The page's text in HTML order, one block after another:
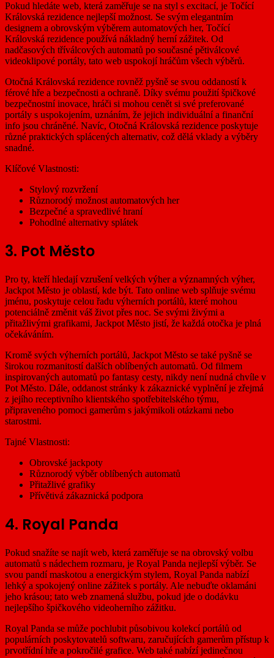
Pokud hledáte web, která zaměřuje se na styl s excitací, je Točící
Královská rezidence nejlepší možnost. Se svým elegantním
designem a obrovským výběrem automatových her, Točící
Královská rezidence používá nákladný herní zážitek. Od
nadčasových tříválcových automatů po současné pětiválcové
videoklipové portály, tato web uspokojí hráčům všech výběrů.
Otočná Královská rezidence rovněž pyšně se svou oddaností k
férové hře a bezpečnosti a ochraně. Díky svému použití špičkové
bezpečnostní inovace, hráči si mohou cenět si své preferované
portály s uspokojením, uznáním, že jejich individuální a finanční
info jsou chráněné. Navíc, Otočná Královská rezidence poskytuje
různé praktických splácených alternativ, což dělá vklady a výběry
snadné.
Klíčové Vlastnosti:
Stylový rozvržení
Různorodý možnost automatových her
Bezpečné a spravedlivé hraní
Pohodlné alternativy splátek
3. Pot Město
Pro ty, kteří hledají vzrušení velkých výher a významných výher,
Jackpot Město je oblastí, kde být. Tato online web splňuje svému
jménu, poskytuje celou řadu výherních portálů, které mohou
potenciálně změnit váš život přes noc. Se svými živými a
přitažlivými grafikami, Jackpot Město jistí, že každá otočka je plná
očekáváním.
Kromě svých výherních portálů, Jackpot Město se také pyšně se
širokou rozmanitostí dalších oblíbených automatů. Od filmem
inspirovaných automatů po fantasy cesty, nikdy není nudná chvíle v
Pot Město. Dále, oddanost stránky k zákaznické vyplnění je zřejmá
z jejího receptivního klientského spotřebitelského týmu,
připraveného pomoci gamerům s jakýmikoli otázkami nebo
starostmi.
Tajné Vlastnosti:
Obrovské jackpoty
Různorodý výběr oblíbených automatů
Přitažlivé grafiky
Přívětivá zákaznická podpora
4. Royal Panda
Pokud snažíte se najít web, která zaměřuje se na obrovský volbu
automatů s nádechem rozmaru, je Royal Panda nejlepší výběr. Se
svou pandí maskotou a energickým stylem, Royal Panda nabízí
lehký a spokojený online zážitek s portály. Ale nebuďte oklamáni
jeho krásou; tato web znamená službu, pokud jde o dodávku
nejlepšího špičkového videoherního zážitku.
Royal Panda se může pochlubit působivou kolekcí portálů od
populárních poskytovatelů softwaru, zaručujících gamerům přístup k
prvotřídní hře a pokročilé grafice. Web také nabízí jedinečnou